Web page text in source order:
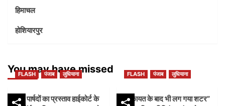
हिमाचल
होशियारपुर
You may have missed
FLASH पंजाब लुधियाना
45 पार्षदों का प्रस्ताव हाईकोर्ट के
FLASH पंजाब लुधियाना
शिकायत के बाद भी लग गया शटर”